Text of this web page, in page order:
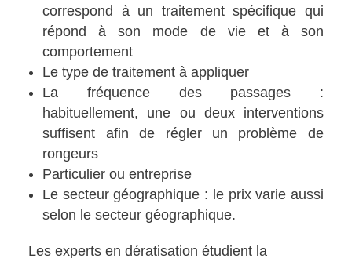
correspond à un traitement spécifique qui
répond à son mode de vie et à son
comportement
Le type de traitement à appliquer
La fréquence des passages :
habituellement, une ou deux interventions
suffisent afin de régler un problème de
rongeurs
Particulier ou entreprise
Le secteur géographique : le prix varie aussi
selon le secteur géographique.
Les experts en dératisation étudient la